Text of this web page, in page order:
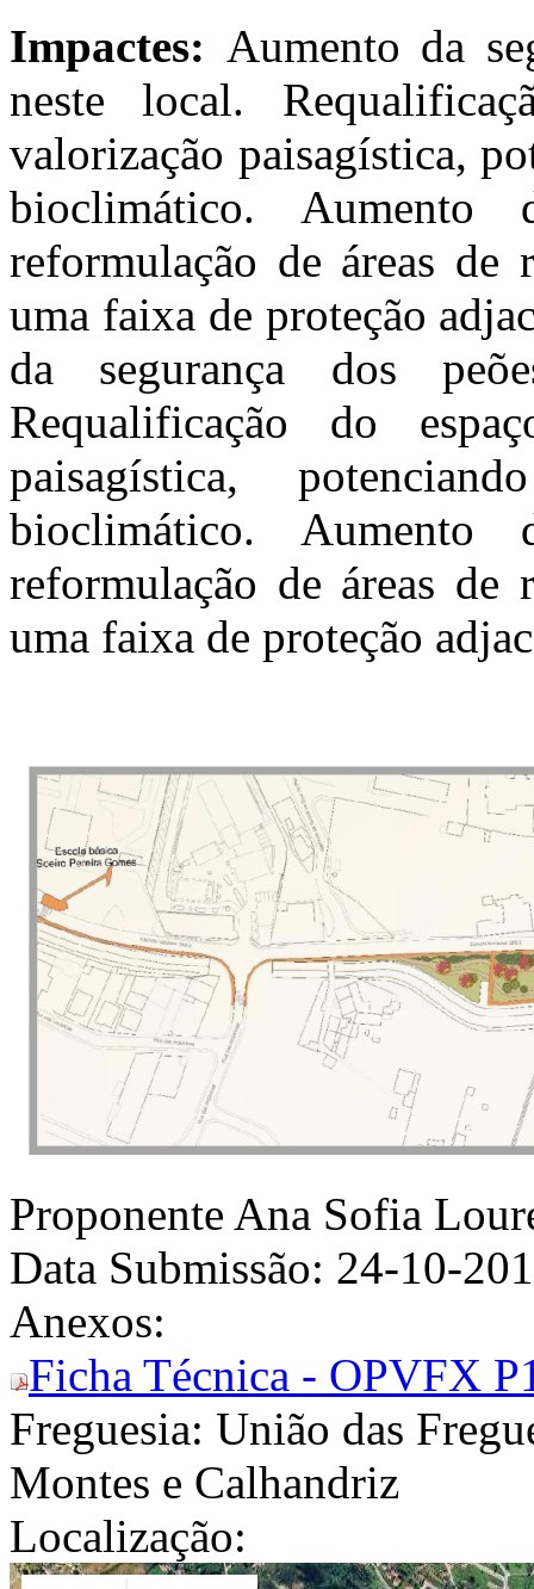
Impactes: Aumento da
neste local.
valorização paisagística,
bioclimático. Aumento
reformulação de áreas de
uma faixa de proteção
da segurança dos
Requalificação do
paisagística,
bioclimático. Aumento
reformulação de áreas de
uma faixa de proteção
Proponente Ana Sofia
Data Submissão: 24-10-
Anexos:
Ficha Técnica - OPVFX
Freguesia: União das
Montes e Calhandriz
Localização: